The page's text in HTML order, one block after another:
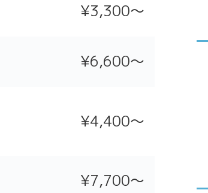
¥3,300〜
¥6,600〜
¥4,400〜
¥7,700〜